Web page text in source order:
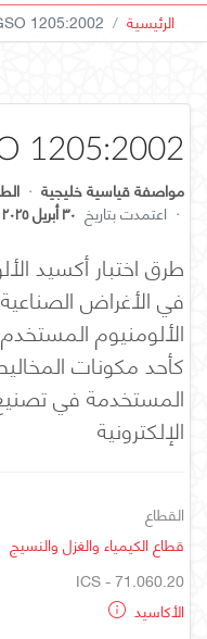
الرئيسية 1205:2002
1205:2002
مواصفة قياسية خليجية ·
· اعتمدت بتاريخ ٣٠ أبريل ٢٠٢٥
طرق اختبار أكسيد
في الأغراض
الألومنيوم
كأحد مكونات
المستخدمة في تصنيع
الإلكترونية
القطاع
قطاع الكيمياء والغزل والنسيج
ICS - 71.060.20
الأكاسيد